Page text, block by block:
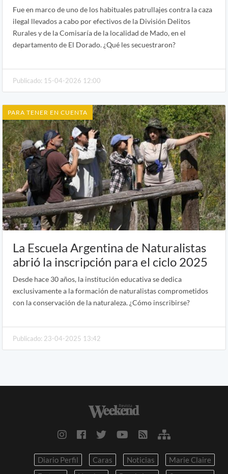
Fue en marco de uno de los habituales patrullajes contra la caza
ilegal llevados a cabo por efectivos de la División Delitos
Rurales y de la Comisaría de la localidad de Mado, en el
departamento de El Dorado. ¿Qué les secuestraron?
Publicado: 15-04-2026 12:00
PARA TENER EN CUENTA
La Escuela Argentina de Naturalistas
abrió la inscripción para el ciclo 2025
Desde hace 30 años, la institución educativa se dedica
exclusivamente a la formación de naturalistas comprometidos
con la conservación de la naturaleza. ¿Cómo inscribirse?
Publicado: 23-04-2025 13:42
Diario Perfil Caras Noticias
Marie Claire